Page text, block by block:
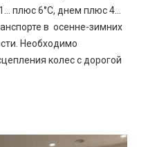
плюс 6°С, днем плюс 4…
в осенне-зимних
Необходимо
колес с дорогой